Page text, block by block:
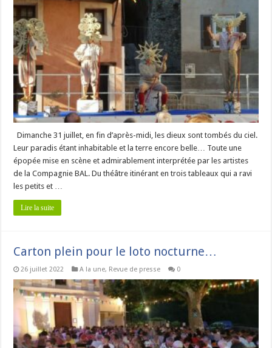
Dimanche 31 juillet, en fin d’après-midi, les dieux sont tombés du ciel.
Leur paradis étant inhabitable et la terre encore belle… Toute une
épopée mise en scène et admirablement interprétée par les artistes
de la Compagnie BAL. Du théâtre itinérant en trois tableaux qui a ravi
les petits et …
Lire la suite
Carton plein pour le loto nocturne…
26 juillet 2022 A la une, Revue de presse 0